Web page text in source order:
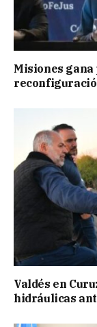
Misiones
Valdés en
hidráulicas